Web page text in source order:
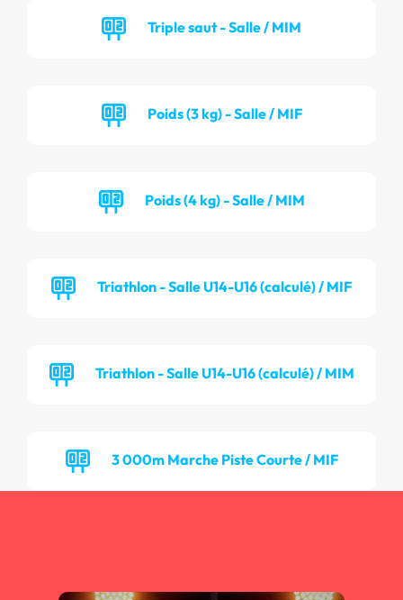
Triple saut - Salle / MIM
Poids (3 kg) - Salle / MIF
Poids (4 kg) - Salle / MIM
Triathlon - Salle U14-U16 (calculé) / MIF
Triathlon - Salle U14-U16 (calculé) / MIM
3 000m Marche Piste Courte / MIF